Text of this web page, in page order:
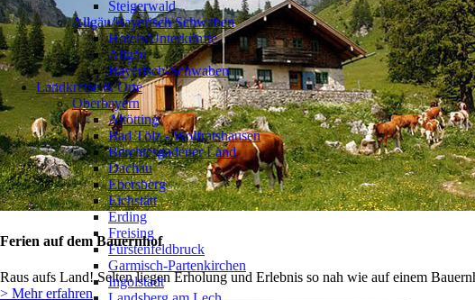
Ferien auf dem Bauernhof
Raus aufs Land! Selten liegen Erholung und Erlebnis so nah wie auf einem
> Mehr erfahren
Steigerwald
Allgäu/Bayerisch Schwaben
Hotels/Unterkünfte
Allgäu
Bayerisch-Schwaben
Landkreise & Orte
Oberbayern
Altötting
Bad Tölz - Wolfratshausen
Berchtesgadener Land
Dachau
Ebersberg
Eichstätt
Erding
Freising
Fürstenfeldbruck
Garmisch-Partenkirchen
Ingolstadt